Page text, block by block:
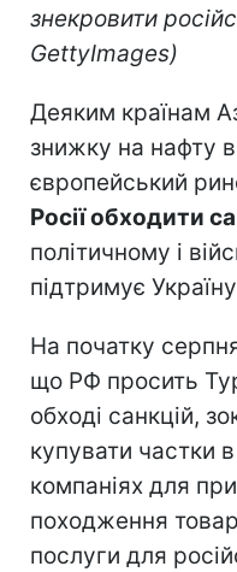
знекровити
GettyImages)
Деяким країнам
знижку на нафту
європейський
Росії обходити
політичному і
підтримує
На початку
що РФ просить
обході санкцій,
купувати частки
компаніях для
походження
послуги для